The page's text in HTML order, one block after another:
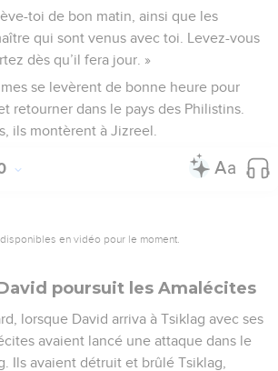
toi de bon matin, ainsi que les
qui sont venus avec toi. Levez-vous
dès qu’il fera jour. »
se levèrent de bonne heure pour
retourner dans le pays des Philistins.
ils montèrent à Jizreel.
en vidéo pour le moment.
poursuit les Amalécites
lorsque David arriva à Tsiklag avec ses
avaient lancé une attaque dans le
Ils avaient détruit et brûlé Tsiklag,